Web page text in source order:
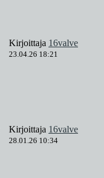
Kirjoittaja 16valve
23.04.26 18:21
Kirjoittaja 16valve
28.01.26 10:34